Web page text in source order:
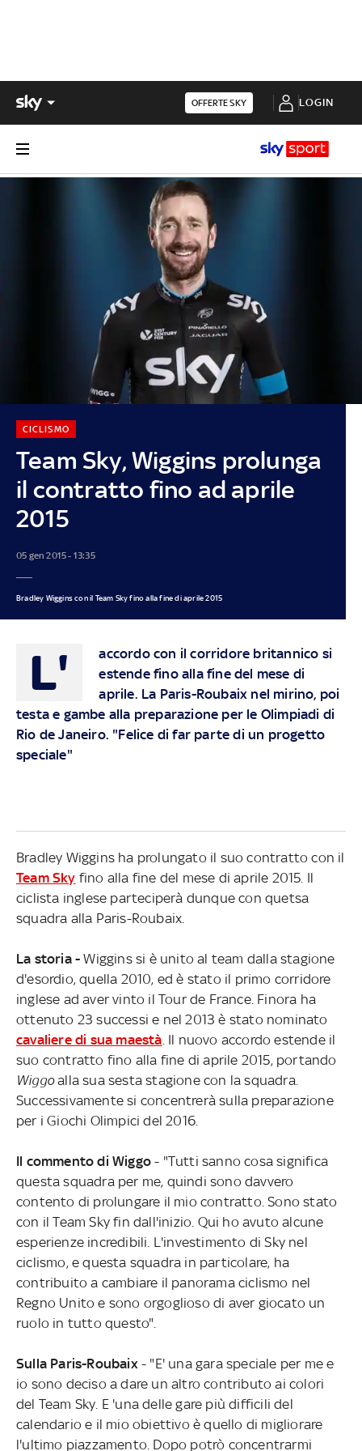
OFFERTE SKY LOGIN
Team Sky, Wiggins prolunga
il contratto fino ad aprile
2015
CICLISMO
05 gen 2015 - 13:35
Bradley Wiggins con il Team Sky fino alla fine di aprile 2015
L'
accordo con il corridore britannico si
estende fino alla fine del mese di
aprile. La Paris-Roubaix nel mirino, poi
testa e gambe alla preparazione per le Olimpiadi di
Rio de Janeiro. "Felice di far parte di un progetto
speciale"
Bradley Wiggins ha prolungato il suo contratto con il
Team Sky fino alla fine del mese di aprile 2015. Il
ciclista inglese parteciperà dunque con quetsa
squadra alla Paris-Roubaix.
La storia -Wiggins si è unito al team dalla stagione
d'esordio, quella 2010, ed è stato il primo corridore
inglese ad aver vinto il Tour de France. Finora ha
ottenuto 23 successi e nel 2013 è stato nominato
cavaliere di sua maestà . Il nuovo accordo estende il
suo contratto fino alla fine di aprile 2015, portando
Wiggoalla sua sesta stagione con la squadra.
Successivamente si concentrerà sulla preparazione
per i Giochi Olimpici del 2016.
Il commento di Wiggo- "Tutti sanno cosa significa
questa squadra per me, quindi sono davvero
contento di prolungare il mio contratto. Sono stato
con il Team Sky fin dall'inizio. Qui ho avuto alcune
esperienze incredibili. L'investimento di Sky nel
ciclismo, e questa squadra in particolare, ha
contribuito a cambiare il panorama ciclismo nel
Regno Unito e sono orgoglioso di aver giocato un
ruolo in tutto questo".
Sulla Paris-Roubaix - "E' una gara speciale per me e
io sono deciso a dare un altro contributo ai colori
del Team Sky. E 'una delle gare più difficili del
calendario e il mio obiettivo è quello di migliorare
l'ultimo piazzamento. Dopo potrò concentrarmi